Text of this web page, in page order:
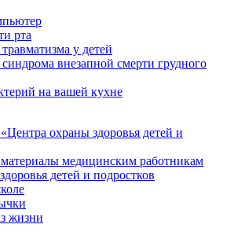
рта
у детей
внезапной смерти грудного
на вашей кухне
охраны здоровья детей и
медицинским работникам
детей и подростков
жизни